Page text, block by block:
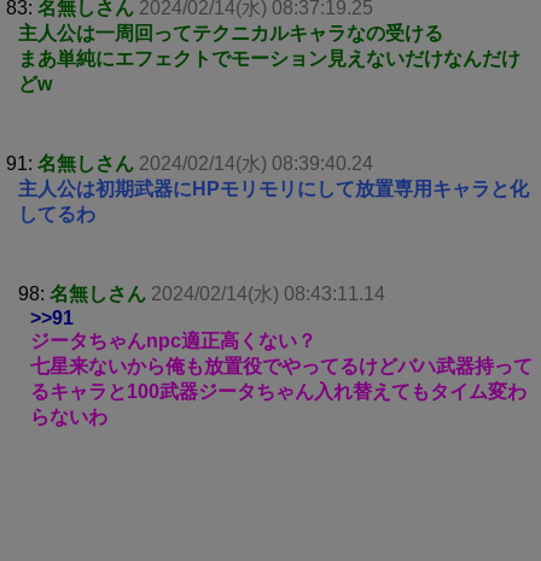
83: 名無しさん 2024/02/14(水) 08:37:19.25
主人公は一周回ってテクニカルキャラなの受ける
まあ単純にエフェクトでモーション見えないだけなんだけ
どw
91: 名無しさん 2024/02/14(水) 08:39:40.24
主人公は初期武器にHPモリモリにして放置専用キャラと化
してるわ
98: 名無しさん 2024/02/14(水) 08:43:11.14
>>91
ジータちゃんnpc適正高くない？
七星来ないから俺も放置役でやってるけどバハ武器持って
るキャラと100武器ジータちゃん入れ替えてもタイム変わ
らないわ